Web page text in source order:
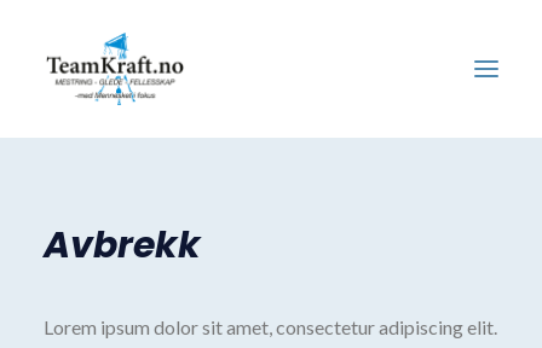
Våre kunder
Om oss
Avbrekk
Lorem ipsum dolor sit amet, consectetur adipiscing elit.